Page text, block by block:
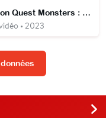
Dragon Quest Monsters : Le Prince des ombres
• 2023